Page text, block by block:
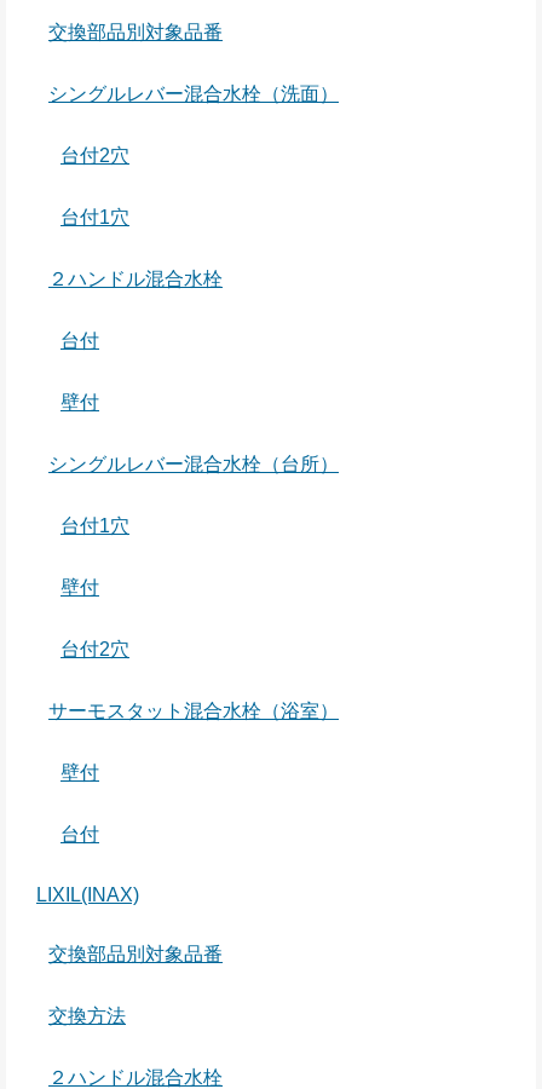
交換部品別対象品番
シングルレバー混合水栓（洗面）
台付2穴
台付1穴
２ハンドル混合水栓
台付
壁付
シングルレバー混合水栓（台所）
台付1穴
壁付
台付2穴
サーモスタット混合水栓（浴室）
壁付
台付
LIXIL(INAX)
交換部品別対象品番
交換方法
２ハンドル混合水栓